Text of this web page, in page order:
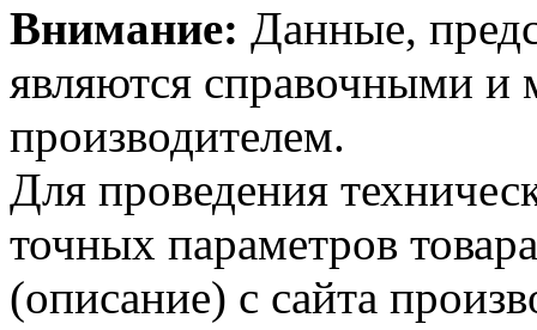
Внимание: Данные,
являются справочными и
производителем.
Для проведения
точных параметров
(описание) с сайта